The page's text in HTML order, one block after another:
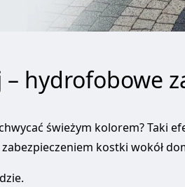
hydrofobowe
świeżym kolorem? Taki
kostki wokół